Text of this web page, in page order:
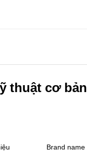
thuật cơ
Brand name